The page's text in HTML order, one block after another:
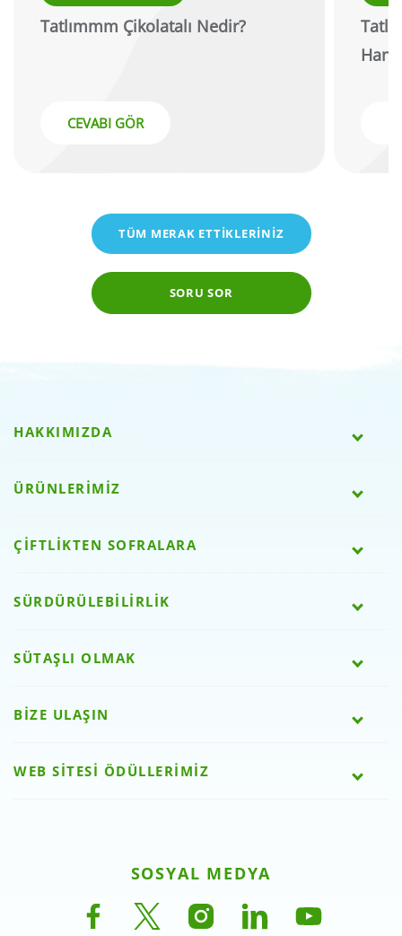
Tatlımmm Çikolatalı Nedir?
CEVABI GÖR
TÜM MERAK ETTİKLERİNİZ
SORU SOR
HAKKIMIZDA
ÜRÜNLERİMİZ
ÇİFTLİKTEN SOFRALARA
SÜRDÜRÜLEBİLİRLİK
SÜTAŞLI OLMAK
BİZE ULAŞIN
WEB SİTESİ ÖDÜLLERİMİZ
SOSYAL MEDYA